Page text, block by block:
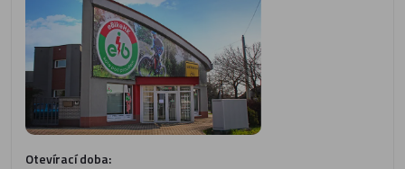
Otevírací doba: